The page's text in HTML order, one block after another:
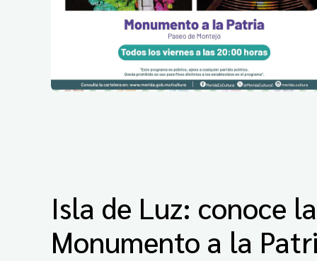
Isla de Luz: conoce
Monumento a la